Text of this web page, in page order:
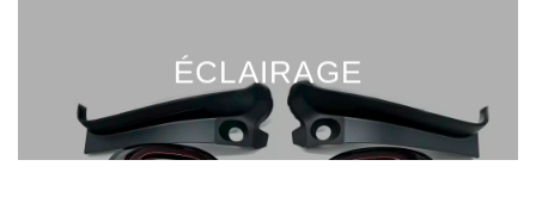
ÉCLAIRAGE